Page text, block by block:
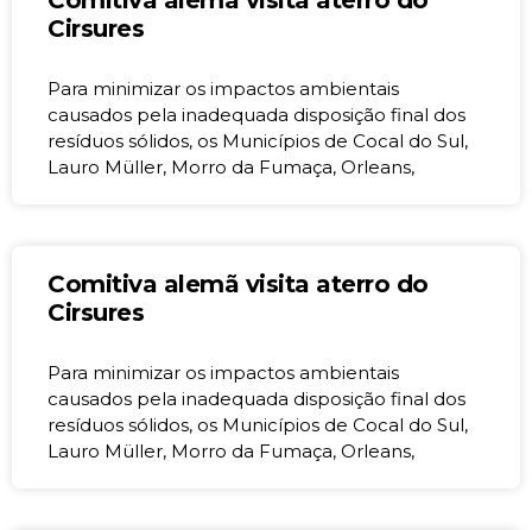
Cirsures
Para minimizar os impactos ambientais
causados pela inadequada disposição final dos
resíduos sólidos, os Municípios de Cocal do Sul,
Lauro Müller, Morro da Fumaça, Orleans,
Comitiva alemã visita aterro do
Cirsures
Para minimizar os impactos ambientais
causados pela inadequada disposição final dos
resíduos sólidos, os Municípios de Cocal do Sul,
Lauro Müller, Morro da Fumaça, Orleans,